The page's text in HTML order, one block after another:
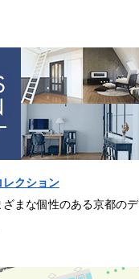
レクション
まな個性のある京都のデ